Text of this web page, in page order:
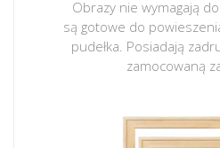
Obrazy nie wymagają
są gotowe do
pudełka. Posiadają
zamocowaną